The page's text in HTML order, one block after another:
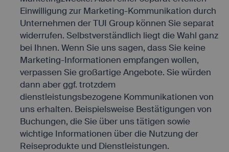
Einwilligung zur Marketing-Kommunikation durch
Unternehmen der TUI Group können Sie separat
widerrufen. Selbstverständlich liegt die Wahl ganz
bei Ihnen. Wenn Sie uns sagen, dass Sie keine
Marketing-Informationen empfangen wollen,
verpassen Sie großartige Angebote. Sie würden
dann aber ggf. trotzdem
dienstleistungsbezogene Kommunikationen von
uns erhalten. Beispielsweise Bestätigungen von
Buchungen, die Sie über uns tätigen sowie
wichtige Informationen über die Nutzung der
Reiseprodukte und Dienstleistungen.